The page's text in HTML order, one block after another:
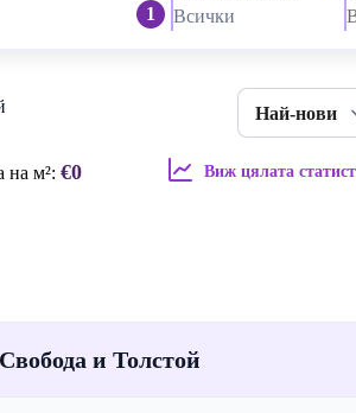
1
Всички
Най-нови
на м²: €0 Виж цялата
и Толстой